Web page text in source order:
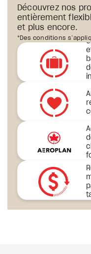
Découvrez nos
entièrement
et plus encore.
*Des conditions